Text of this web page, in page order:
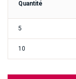
Quantité
5
10